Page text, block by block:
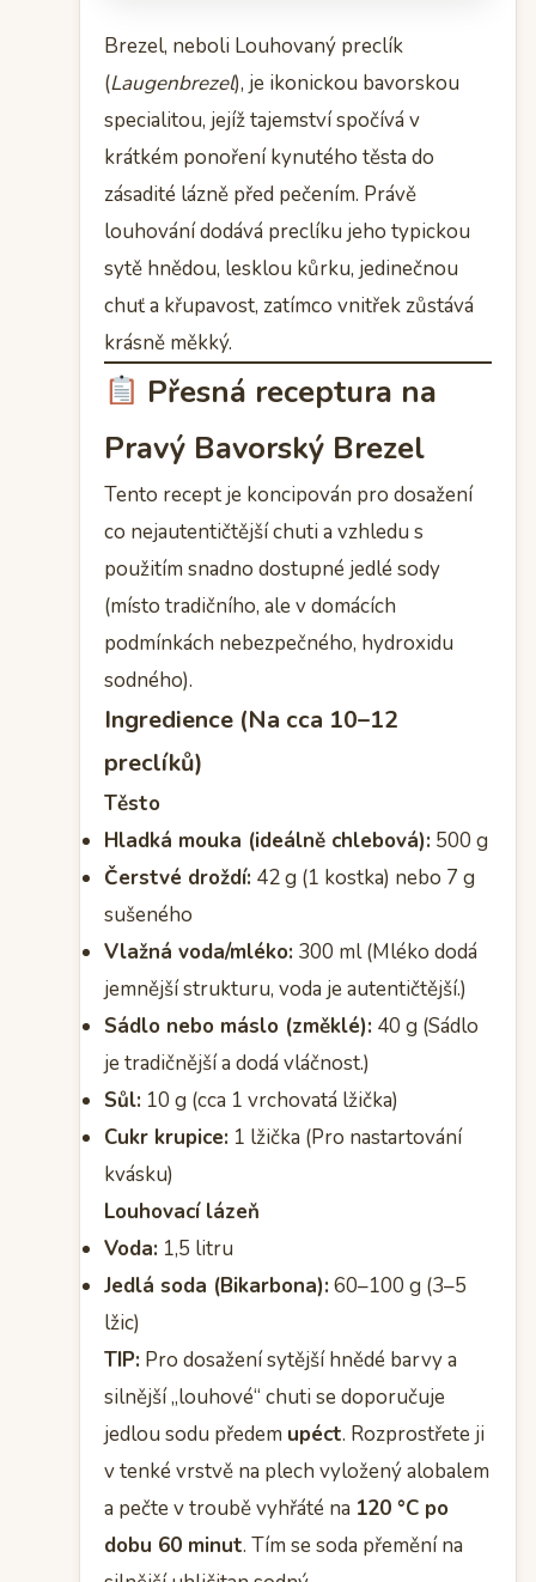
Brezel, neboli Louhovaný preclík
(Laugenbrezel), je ikonickou bavorskou
specialitou, jejíž tajemství spočívá v
krátkém ponoření kynutého těsta do
zásadité lázně před pečením. Právě
louhování dodává preclíku jeho typickou
sytě hnědou, lesklou kůrku, jedinečnou
chuť a křupavost, zatímco vnitřek zůstává
krásně měkký.
Přesná receptura na
Pravý Bavorský Brezel
Tento recept je koncipován pro dosažení
co nejautentičtější chuti a vzhledu s
použitím snadno dostupné jedlé sody
(místo tradičního, ale v domácích
podmínkách nebezpečného, hydroxidu
sodného).
Ingredience (Na cca 10–12
preclíků)
Těsto
Hladká mouka (ideálně chlebová): 500 g
Čerstvé droždí: 42 g (1 kostka) nebo 7 g
sušeného
Vlažná voda/mléko: 300 ml (Mléko dodá
jemnější strukturu, voda je autentičtější.)
Sádlo nebo máslo (změklé): 40 g (Sádlo
je tradičnější a dodá vláčnost.)
Sůl: 10 g (cca 1 vrchovatá lžička)
Cukr krupice: 1 lžička (Pro nastartování
kvásku)
Louhovací lázeň
Voda: 1,5 litru
Jedlá soda (Bikarbona):60–100 g (3–5
lžic)
TIP: Pro dosažení sytější hnědé barvy a
silnější „louhové“ chuti se doporučuje
jedlou sodu předem upéct. Rozprostřete ji
v tenké vrstvě na plech vyložený alobalem
a pečte v troubě vyhřáté na 120 °C po
dobu 60 minut. Tím se soda přemění na